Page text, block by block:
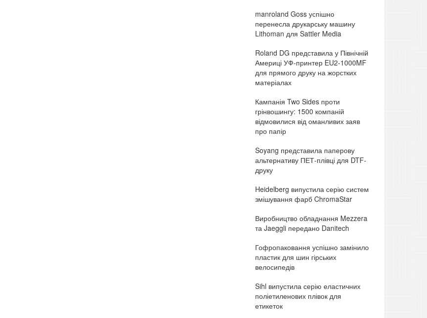
manroland Goss успішно
перенесла друкарську машину
Lithoman для Sattler Media
Roland DG представила у Північній
Америці УФ-принтер EU2-1000MF
для прямого друку на жорстких
матеріалах
Кампанія Two Sides проти
грінвошингу: 1500 компаній
відмовилися від оманливих заяв
про папір
Soyang представила паперову
альтернативу ПЕТ-плівці для DTF-
друку
Heidelberg випустила серію систем
змішування фарб ChromaStar
Виробництво обладнання Mezzera
та Jaeggli передано Danitech
Гофропаковання успішно замінило
пластик для шин гірських
велосипедів
Sihl випустила серію еластичних
поліетиленових плівок для
етикеток